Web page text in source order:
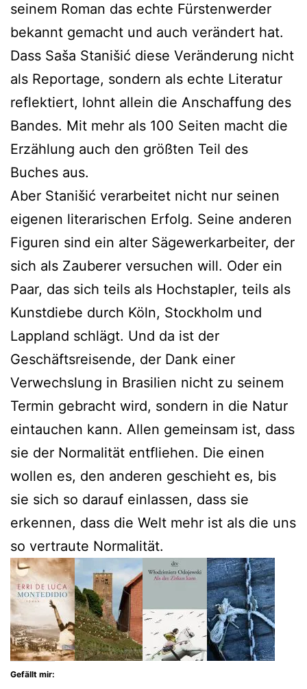
seinem Roman das echte Fürstenwerder
bekannt gemacht und auch verändert hat.
Dass Saša Stanišić diese Veränderung nicht
als Reportage, sondern als echte Literatur
reflektiert, lohnt allein die Anschaffung des
Bandes. Mit mehr als 100 Seiten macht die
Erzählung auch den größten Teil des
Buches aus.
Aber Stanišić verarbeitet nicht nur seinen
eigenen literarischen Erfolg. Seine anderen
Figuren sind ein alter Sägewerkarbeiter, der
sich als Zauberer versuchen will. Oder ein
Paar, das sich teils als Hochstapler, teils als
Kunstdiebe durch Köln, Stockholm und
Lappland schlägt. Und da ist der
Geschäftsreisende, der Dank einer
Verwechslung in Brasilien nicht zu seinem
Termin gebracht wird, sondern in die Natur
eintauchen kann. Allen gemeinsam ist, dass
sie der Normalität entfliehen. Die einen
wollen es, den anderen geschieht es, bis
sie sich so darauf einlassen, dass sie
erkennen, dass die Welt mehr ist als die uns
so vertraute Normalität.
Gefällt mir: